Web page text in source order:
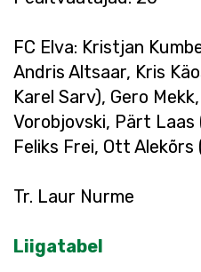
FC Elva: Kristjan
Andris Altsaar, Kris
Karel Sarv), Gero
Vorobjovski, Pärt
Feliks Frei, Ott Alekõrs
Tr. Laur Nurme
Liigatabel